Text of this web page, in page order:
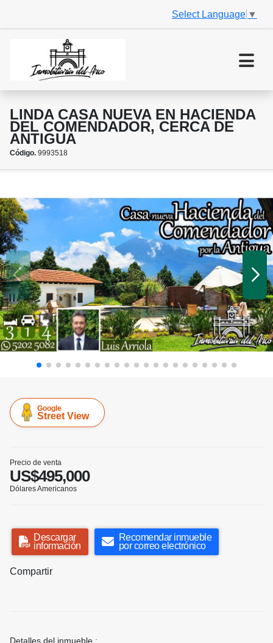
Select Language ▼
LINDA CASA NUEVA EN HACIENDA
DEL COMENDADOR, CERCA DE
ANTIGUA
Código. 9993518
Google
Street View
Precio de venta
US$495,000
Dólares Americanos
Descargar
información
Recomendar inmueble
por correo electrónico
Compartir
Detalles del inmueble :